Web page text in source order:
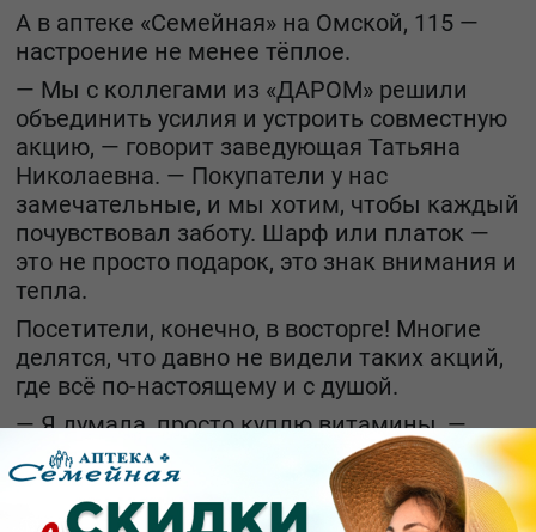
А в аптеке «Семейная» на Омской, 115 —
настроение не менее тёплое.
— Мы с коллегами из «ДАРОМ» решили
объединить усилия и устроить совместную
акцию, — говорит заведующая Татьяна
Николаевна. — Покупатели у нас
замечательные, и мы хотим, чтобы каждый
почувствовал заботу. Шарф или платок —
это не просто подарок, это знак внимания и
тепла.
Посетители, конечно, в восторге! Многие
делятся, что давно не видели таких акций,
где всё по-настоящему и с душой.
— Я думала, просто куплю витамины, —
улыбается одна из покупательниц, — а
получила подарок! Вот это да! Теперь и
настроение, и день стали лучше.